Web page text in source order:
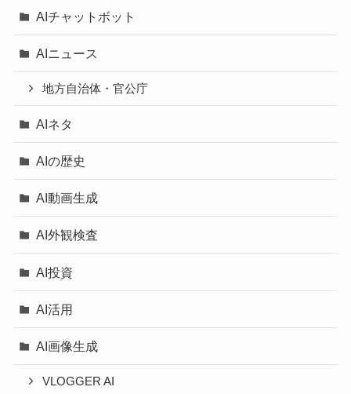
AIチャットボット
AIニュース
地方自治体・官公庁
AIネタ
AIの歴史
AI動画生成
AI外観検査
AI投資
AI活用
AI画像生成
VLOGGER AI